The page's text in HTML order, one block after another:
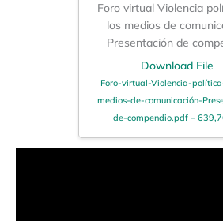
Foro virtual Violencia
los medios de
Presentación de
Download File
Foro-virtual-Violencia-
medios-de-comunicación-
de-compendio.pdf –